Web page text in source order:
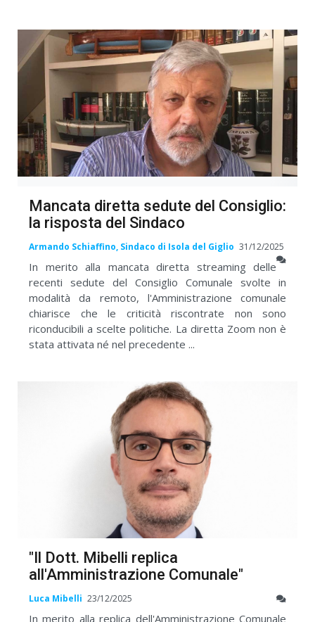
Mancata diretta sedute del Consiglio:
la risposta del Sindaco
Armando Schiaffino, Sindaco di Isola del Giglio 31/12/2025
In merito alla mancata diretta streaming delle
recenti sedute del Consiglio Comunale svolte in
modalità da remoto, l'Amministrazione comunale
chiarisce che le criticità riscontrate non sono
riconducibili a scelte politiche. La diretta Zoom non è
stata attivata né nel precedente ...
"Il Dott. Mibelli replica
all'Amministrazione Comunale"
Luca Mibelli 23/12/2025
In merito alla replica dell'Amministrazione Comunale